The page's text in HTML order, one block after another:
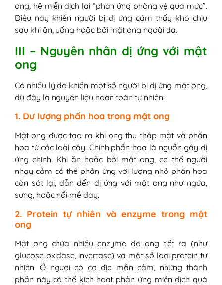
ong, hệ miễn dịch lại “phản ứng phòng vệ quá mức”.
Điều này khiến người bị dị ứng cảm thấy khó chịu
sau khi ăn, uống hoặc bôi mật ong ngoài da.
III – Nguyên nhân dị ứng với mật
ong
Có nhiều lý do khiến một số người bị dị ứng mật ong,
dù đây là nguyên liệu hoàn toàn tự nhiên:
1. Dư lượng phấn hoa trong mật ong
Mật ong được tạo ra khi ong thu thập mật và phấn
hoa từ các loài cây. Chính phấn hoa là nguồn gây dị
ứng chính. Khi ăn hoặc bôi mật ong, cơ thể người
nhạy cảm có thể phản ứng với lượng nhỏ phấn hoa
còn sót lại, dẫn đến dị ứng với mật ong như ngứa,
sưng, hoặc nổi mề đay.
2. Protein tự nhiên và enzyme trong mật
ong
Mật ong chứa nhiều enzyme do ong tiết ra (như
glucose oxidase, invertase) và một số loại protein tự
nhiên. Ở người có cơ địa mẫn cảm, những thành
phần này có thể kích hoạt phản ứng miễn dịch quá